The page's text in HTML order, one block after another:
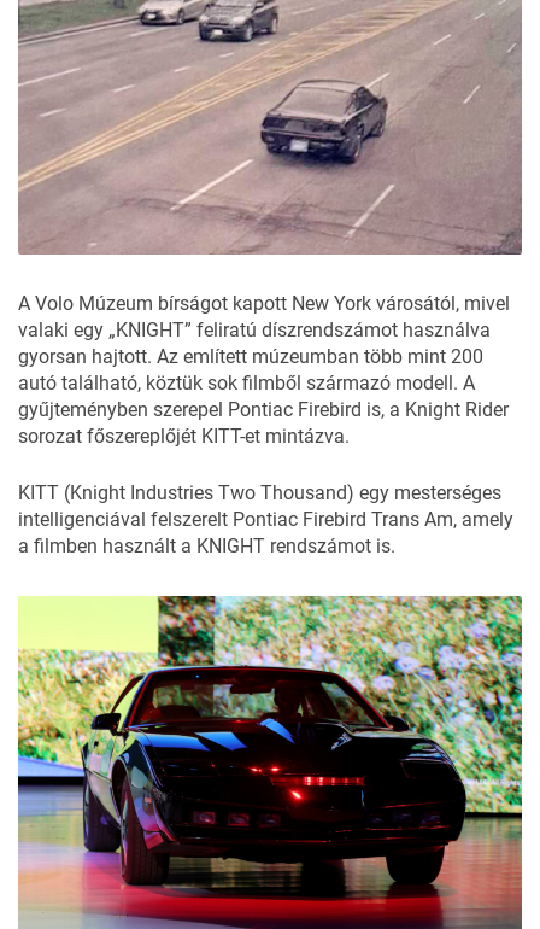
A Volo Múzeum bírságot kapott New York városától, mivel
valaki egy „KNIGHT” feliratú díszrendszámot használva
gyorsan hajtott. Az említett múzeumban több mint 200
autó található, köztük sok filmből származó modell. A
gyűjteményben szerepel Pontiac Firebird is, a Knight Rider
sorozat főszereplőjét KITT-et mintázva.
KITT (Knight Industries Two Thousand) egy mesterséges
intelligenciával felszerelt Pontiac Firebird Trans Am, amely
a filmben használt a KNIGHT rendszámot is.